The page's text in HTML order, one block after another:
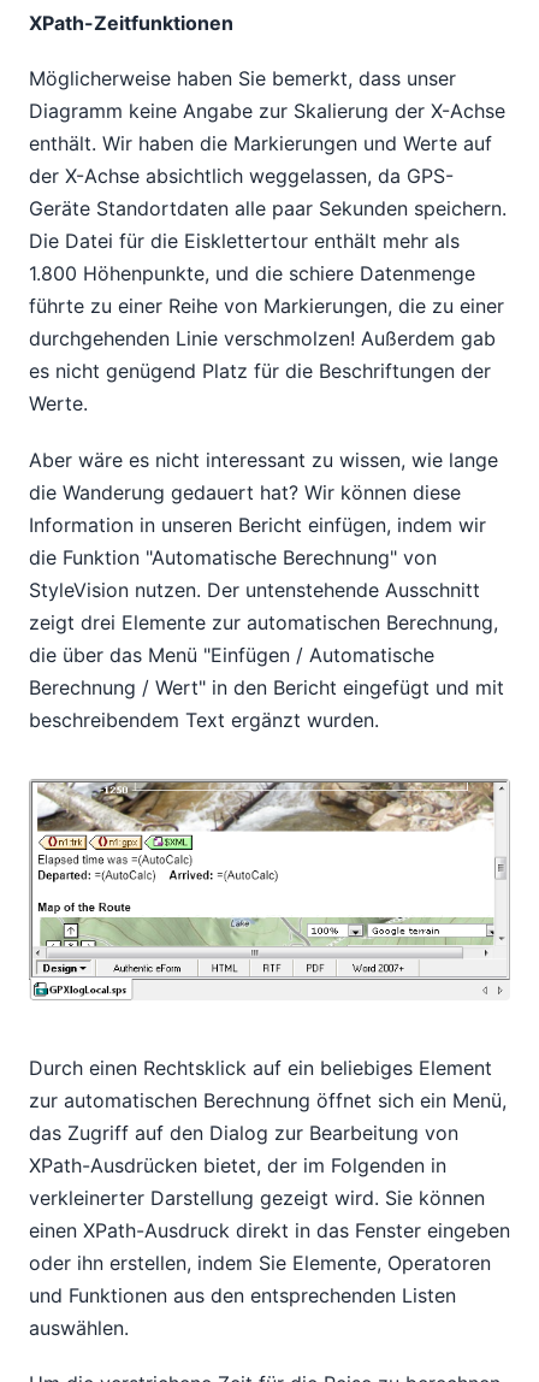
XPath-Zeitfunktionen
Möglicherweise haben Sie bemerkt, dass unser
Diagramm keine Angabe zur Skalierung der X-Achse
enthält. Wir haben die Markierungen und Werte auf
der X-Achse absichtlich weggelassen, da GPS-
Geräte Standortdaten alle paar Sekunden speichern.
Die Datei für die Eisklettertour enthält mehr als
1.800 Höhenpunkte, und die schiere Datenmenge
führte zu einer Reihe von Markierungen, die zu einer
durchgehenden Linie verschmolzen! Außerdem gab
es nicht genügend Platz für die Beschriftungen der
Werte.
Aber wäre es nicht interessant zu wissen, wie lange
die Wanderung gedauert hat? Wir können diese
Information in unseren Bericht einfügen, indem wir
die Funktion "Automatische Berechnung" von
StyleVision nutzen. Der untenstehende Ausschnitt
zeigt drei Elemente zur automatischen Berechnung,
die über das Menü "Einfügen / Automatische
Berechnung / Wert" in den Bericht eingefügt und mit
beschreibendem Text ergänzt wurden.
Durch einen Rechtsklick auf ein beliebiges Element
zur automatischen Berechnung öffnet sich ein Menü,
das Zugriff auf den Dialog zur Bearbeitung von
XPath-Ausdrücken bietet, der im Folgenden in
verkleinerter Darstellung gezeigt wird. Sie können
einen XPath-Ausdruck direkt in das Fenster eingeben
oder ihn erstellen, indem Sie Elemente, Operatoren
und Funktionen aus den entsprechenden Listen
auswählen.